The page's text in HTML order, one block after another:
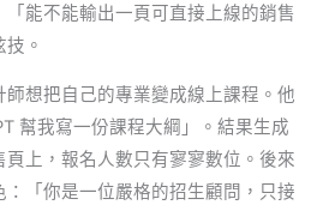
能不能輸出一頁可直接上線的銷售
。
想把自己的專業變成線上課程。他
幫我寫一份課程大綱」。結果生成
上，報名人數只有寥寥數位。後來
「你是一位嚴格的招生顧問，只接